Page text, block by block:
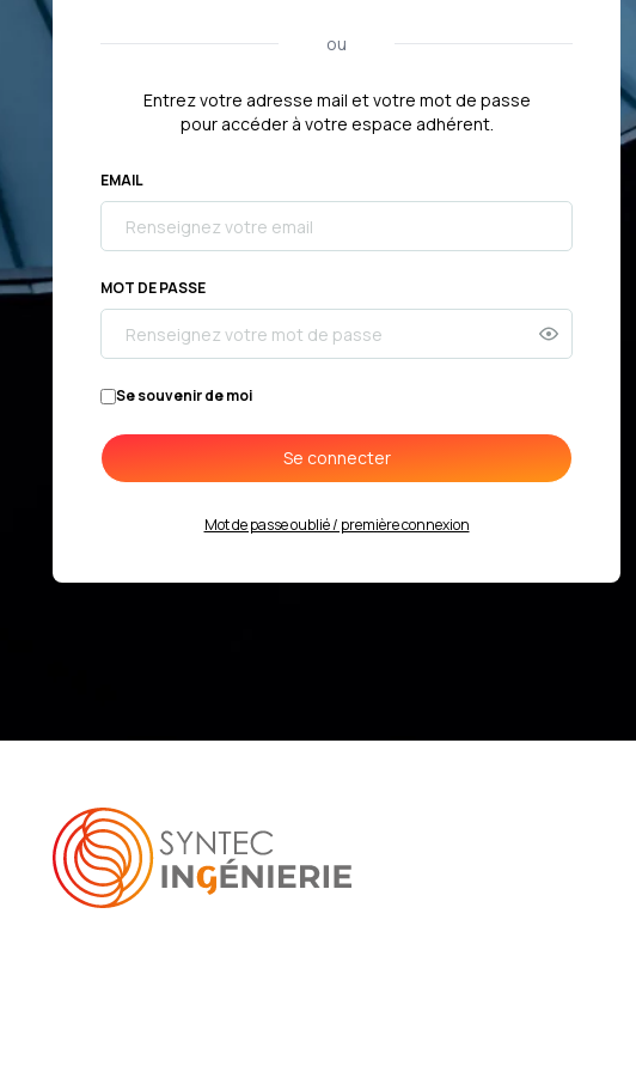
ou
Entrez votre adresse mail et votre mot de passe
pour accéder à votre espace adhérent.
EMAIL
MOT DE PASSE
Se souvenir de moi
Se connecter
Mot de passe oublié / première connexion